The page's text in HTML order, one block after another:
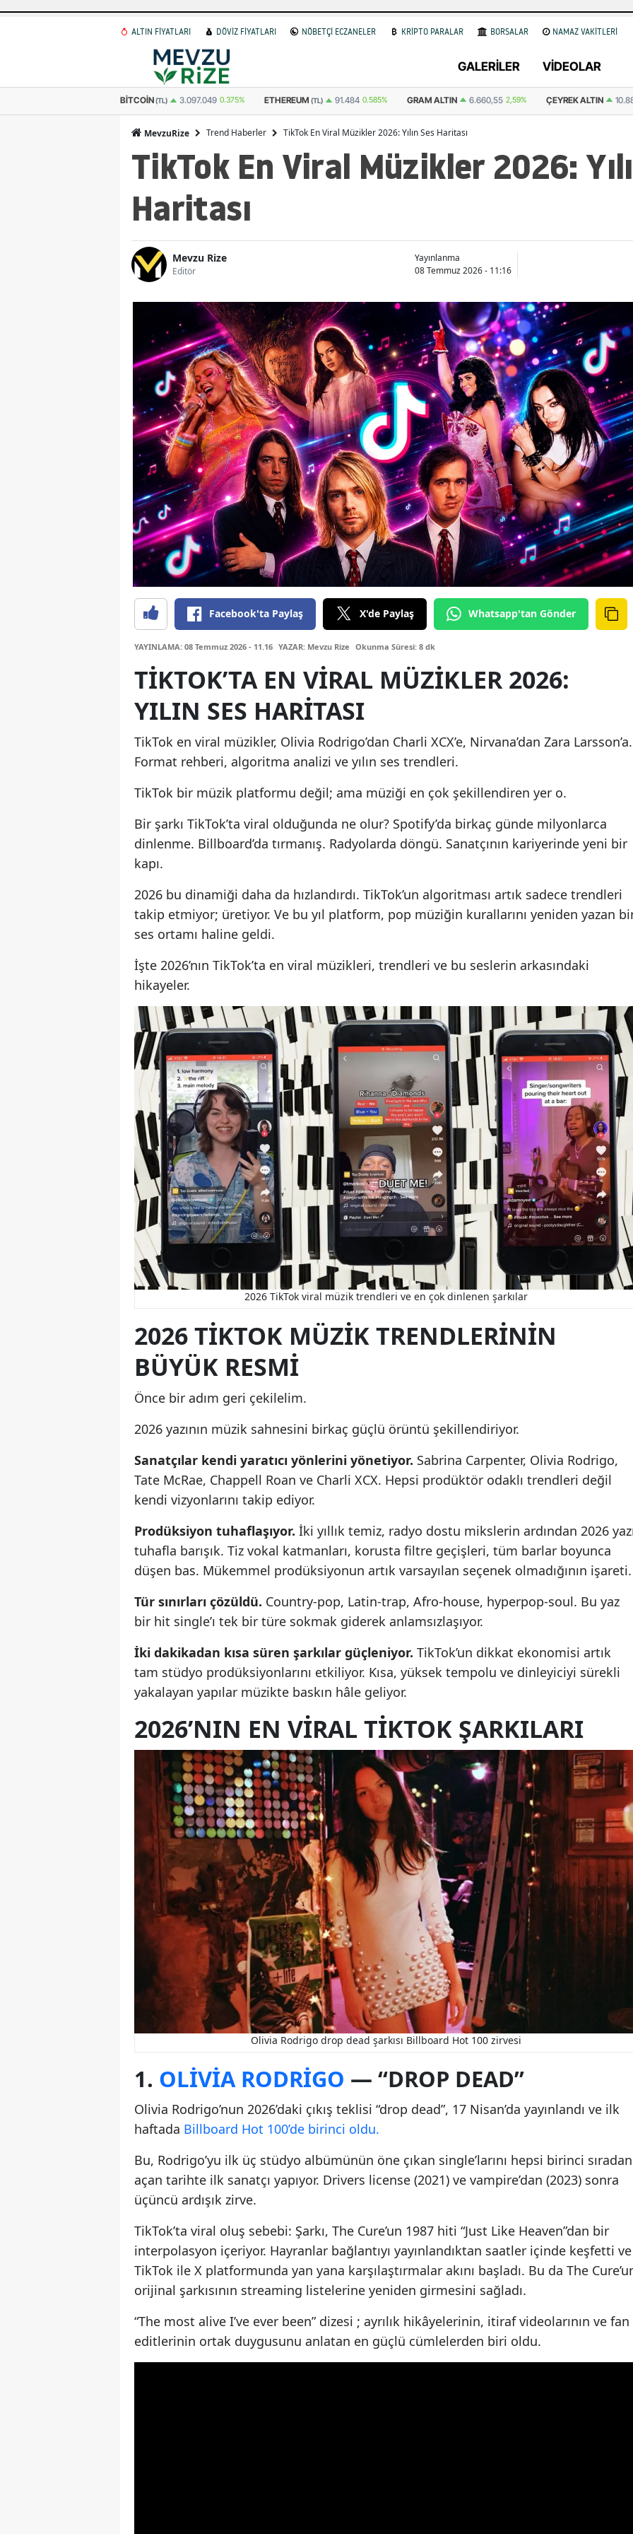
ALTIN FİYATLARI DÖVİZ FİYATLARI NÖBETÇİ ECZANELER KRİPTO PARALAR BORSALAR NAMAZ VAKİTLERİ
GALERİLER VİDEOLAR
ETHEREUM(TL) 91.484 0.585% GRAM ALTIN 6.660,55 2,59% ÇEYREK ALTIN 10.889,99 2,59% YARIM ALTIN
MevzuRize Trend Haberler TikTok En Viral Müzikler 2026: Yılın Ses Haritası
TikTok En Viral Müzikler 2026:
Haritası
Mevzu Rize
Editör
Yayınlanma
08 Temmuz 2026 - 11:16
Facebook'ta Paylaş X'de Paylaş Whatsapp'tan Gönder
YAYINLAMA: 08 Temmuz 2026 - 11.16 YAZAR: Mevzu Rize Okunma Süresi: 8 dk
TIKTOK’TA EN VIRAL MÜZIKLER 2026:
YILIN SES HARITASI
TikTok en viral müzikler, Olivia Rodrigo’dan Charli XCX’e, Nirvana’dan Zara Larsson’a.
Format rehberi, algoritma analizi ve yılın ses trendleri.
TikTok bir müzik platformu değil; ama müziği en çok şekillendiren yer o.
Bir şarkı TikTok’ta viral olduğunda ne olur? Spotify’da birkaç günde milyonlarca
dinlenme. Billboard’da tırmanış. Radyolarda döngü. Sanatçının kariyerinde yeni bir
kapı.
2026 bu dinamiği daha da hızlandırdı. TikTok’un algoritması artık sadece trendleri
takip etmiyor; üretiyor. Ve bu yıl platform, pop müziğin kurallarını yeniden yazan
ses ortamı haline geldi.
İşte 2026’nın TikTok’ta en viral müzikleri, trendleri ve bu seslerin arkasındaki
hikayeler.
2026 TikTok viral müzik trendleri ve en çok dinlenen şarkılar
2026 TIKTOK MÜZIK TRENDLERININ
BÜYÜK RESMI
Önce bir adım geri çekilelim.
2026 yazının müzik sahnesini birkaç güçlü örüntü şekillendiriyor.
Sanatçılar kendi yaratıcı yönlerini yönetiyor. Sabrina Carpenter, Olivia Rodrigo,
Tate McRae, Chappell Roan ve Charli XCX. Hepsi prodüktör odaklı trendleri değil
kendi vizyonlarını takip ediyor.
Prodüksiyon tuhaflaşıyor. İki yıllık temiz, radyo dostu mikslerin ardından 2026
tuhafla barışık. Tiz vokal katmanları, korusta filtre geçişleri, tüm barlar boyunca
düşen bas. Mükemmel prodüksiyonun artık varsayılan seçenek olmadığının işareti.
Tür sınırları çözüldü. Country-pop, Latin-trap, Afro-house, hyperpop-soul. Bu yaz
bir hit single’ı tek bir türe sokmak giderek anlamsızlaşıyor.
İki dakikadan kısa süren şarkılar güçleniyor. TikTok’un dikkat ekonomisi artık
tam stüdyo prodüksiyonlarını etkiliyor. Kısa, yüksek tempolu ve dinleyiciyi sürekli
yakalayan yapılar müzikte baskın hâle geliyor.
2026’NIN EN VIRAL TIKTOK ŞARKILARI
Olivia Rodrigo drop dead şarkısı Billboard Hot 100 zirvesi
1. OLIVIA RODRIGO — “DROP DEAD”
Olivia Rodrigo’nun 2026’daki çıkış teklisi “drop dead”, 17 Nisan’da yayınlandı ve ilk
haftada Billboard Hot 100’de birinci oldu.
Bu, Rodrigo’yu ilk üç stüdyo albümünün öne çıkan single’larını hepsi birinci sıradan
açan tarihte ilk sanatçı yapıyor. Drivers license (2021) ve vampire’dan (2023) sonra
üçüncü ardışık zirve.
TikTok’ta viral oluş sebebi: Şarkı, The Cure’un 1987 hiti “Just Like Heaven”dan bir
interpolasyon içeriyor. Hayranlar bağlantıyı yayınlandıktan saatler içinde keşfetti ve
TikTok ile X platformunda yan yana karşılaştırmalar akını başladı. Bu da The
orijinal şarkısının streaming listelerine yeniden girmesini sağladı.
“The most alive I’ve ever been” dizesi ; ayrılık hikâyelerinin, itiraf videolarının ve fan
editlerinin ortak duygusunu anlatan en güçlü cümlelerden biri oldu.